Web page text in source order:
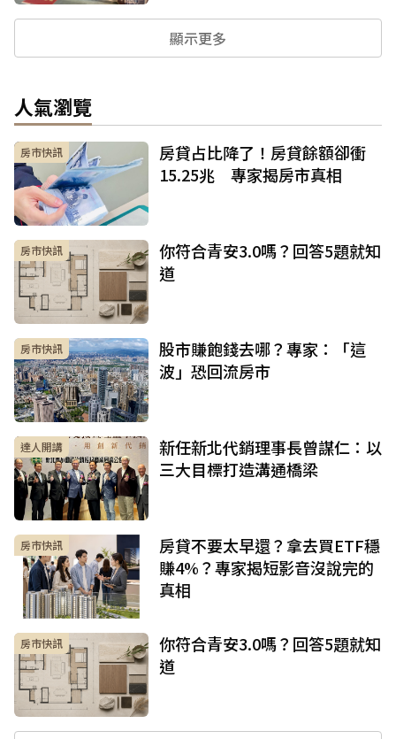
顯示更多
人氣瀏覽
房市快訊
房貸占比降了！房貸餘額卻衝
15.25兆 專家揭房市真相
房市快訊
你符合青安3.0嗎？回答5題就知
道
房市快訊
股市賺飽錢去哪？專家：「這
波」恐回流房市
達人開講
新任新北代銷理事長曾謀仁：以
三大目標打造溝通橋梁
房市快訊
房貸不要太早還？拿去買ETF穩
賺4%？專家揭短影音沒說完的
真相
房市快訊
你符合青安3.0嗎？回答5題就知
道